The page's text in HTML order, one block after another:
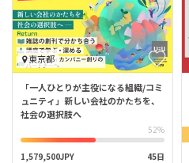
東京都
「一人ひとりが主役になる組織/コミ
ュニティ」新しい会社のかたちを、
社会の選択肢へ
52%
1,579,500JPY 45日